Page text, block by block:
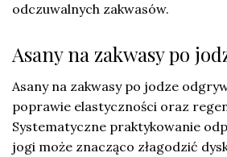
odczuwalnych zakwasów.
Asany na zakwasy po
Asany na zakwasy po jodze
poprawie elastyczności oraz
Systematyczne praktykowanie
jogi może znacząco złagodzić